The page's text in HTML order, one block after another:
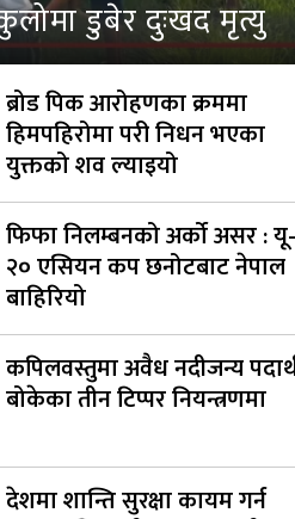
डुबेर दुःखद मृत्यु
ब्रोड पिक आरोहणका क्रममा
हिमपहिरोमा परी निधन भएका
युक्तको शव ल्याइयो
फिफा निलम्बनको अर्को असर :
२० एसियन कप छनोटबाट नेपाल
बाहिरियो
कपिलवस्तुमा अवैध नदीजन्य
बोकेका तीन टिप्पर नियन्त्रणमा
देशमा शान्ति सुरक्षा कायम गर्न